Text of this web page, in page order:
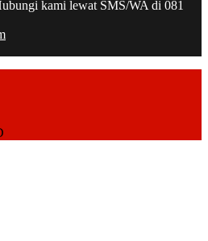
kami lewat SMS/WA di 081